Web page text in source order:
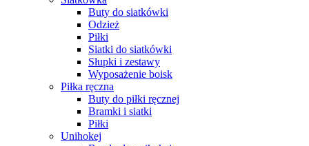
Buty do siatkówki
Odzież
Piłki
Siatki do siatkówki
Słupki i zestawy
Wyposażenie boisk
Piłka ręczna
Buty do piłki ręcznej
Bramki i siatki
Piłki
Unihokej